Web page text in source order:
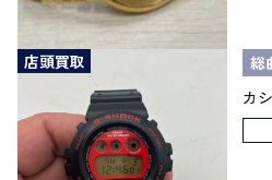
店頭買取 総
カ